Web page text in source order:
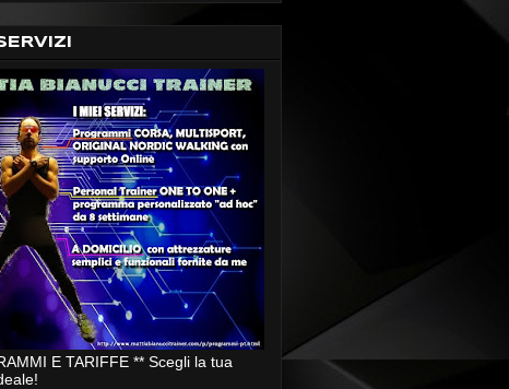
E TARIFFE ** Scegli la tua